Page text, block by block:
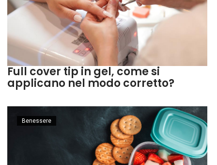
Full cover tip in gel, come si
applicano nel modo corretto?
Benessere